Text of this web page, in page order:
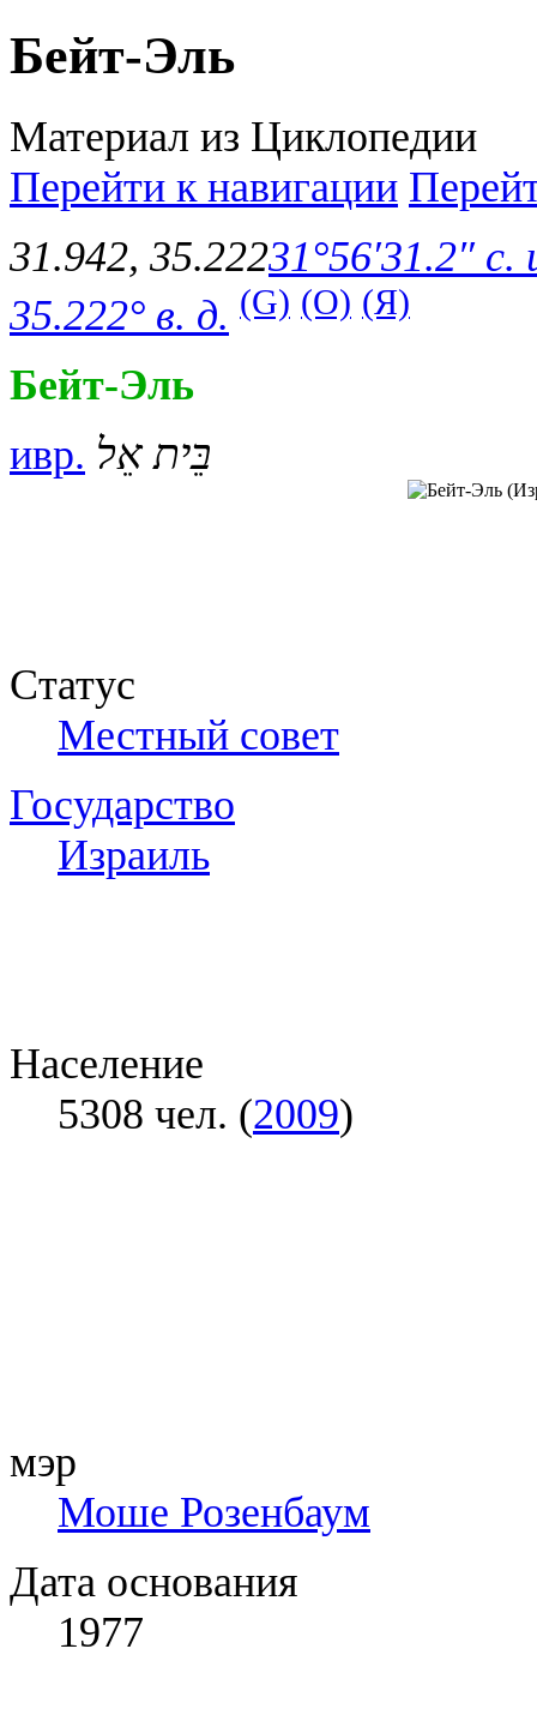
Бейт-Эль
Материал из Циклопедии
Перейти к навигации
31.942, 35.22231°56′31.2″
35.222° в. д. (G) (O) (Я)
Бейт-Эль
ивр. בֵּית אֵל
Статус
Местный совет
Государство
Израиль
Население
5308 чел. (2009)
мэр
Моше Розенбаум
Дата основания
1977